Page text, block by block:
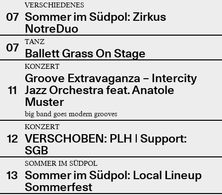
07
VERSCHIEDENES
Sommer im Südpol: Zirkus
NotreDuo
07
TANZ
Ballett Grass On Stage
11
KONZERT
Groove Extravaganza – Intercity
Jazz Orchestra feat. Anatole
Muster
big band goes modern grooves
12
KONZERT
VERSCHOBEN: PLH | Support:
SGB
13
SOMMER IM SÜDPOL
Sommer im Südpol: Local Lineup
Sommerfest